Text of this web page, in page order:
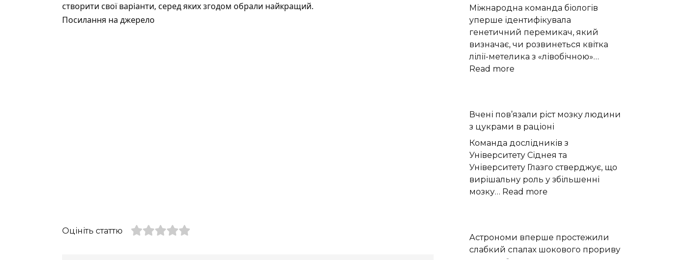
створити свої варіанти, серед яких згодом обрали найкращий.
Посилання на джерело
Оцініть статтю
Міжнародна команда біологів
уперше ідентифікувала
генетичний перемикач, який
визначає, чи розвинеться квітка
лілії-метелика з «лівобічною»…
Read more
«право-
лівою»
формою
квітів
лілій-
метеликів
Вчені пов’язали ріст мозку людини
з цукрами в раціоні
Команда дослідників з
Університету Сіднея та
Університету Глазго стверджує, що
вирішальну роль у збільшенні
мозку… Read more
мозку
людини
Астрономи вперше простежили
слабкий спалах шокового прориву